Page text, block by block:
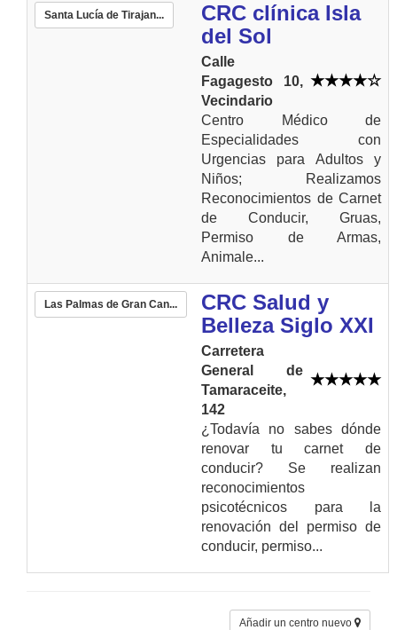
Santa Lucía de Tirajan...
CRC clínica Isla
del Sol
Calle
Fagagesto 10,
Vecindario
Centro Médico de
Especialidades con
Urgencias para Adultos y
Niños; Realizamos
Reconocimientos de Carnet
de Conducir, Gruas,
Permiso de Armas,
Animale...
Las Palmas de Gran Can...
CRC Salud y
Belleza Siglo XXI
Carretera
General de
Tamaraceite,
142
¿Todavía no sabes dónde
renovar tu carnet de
conducir? Se realizan
reconocimientos
psicotécnicos para la
renovación del permiso de
conducir, permiso...
Añadir un centro nuevo